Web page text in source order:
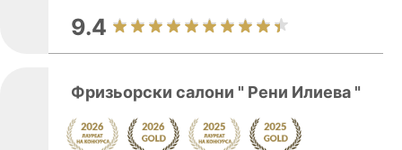
9.4
Фризьорски салони " Рени Илиева "